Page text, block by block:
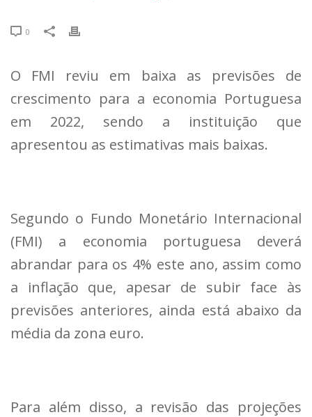
0
O FMI reviu em baixa as previsões de
crescimento para a economia Portuguesa
em 2022, sendo a instituição que
apresentou as estimativas mais baixas.
Segundo o Fundo Monetário Internacional
(FMI) a economia portuguesa deverá
abrandar para os 4% este ano, assim como
a inflação que, apesar de subir face às
previsões anteriores, ainda está abaixo da
média da zona euro.
Para além disso, a revisão das projeções